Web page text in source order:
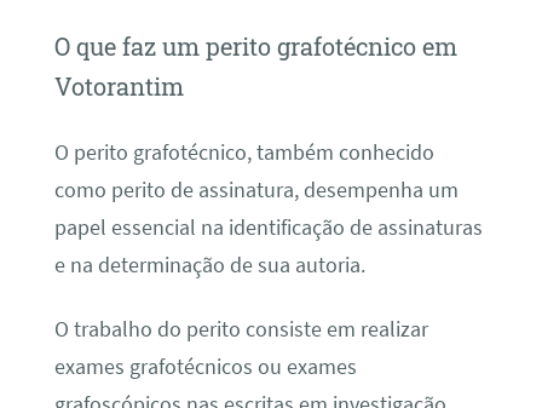
O que faz um perito grafotécnico em
Votorantim
O perito grafotécnico, também conhecido
como perito de assinatura, desempenha um
papel essencial na identificação de assinaturas
e na determinação de sua autoria.
O trabalho do perito consiste em realizar
exames grafotécnicos ou exames